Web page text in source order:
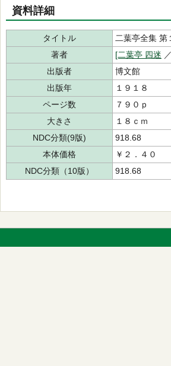
資料詳細
タイトル
二葉亭全集 第
著者
[二葉亭 四迷
出版者
博文館
出版年
１９１８
ページ数
７９０ｐ
大きさ
１８ｃｍ
NDC分類(9版)
918.68
本体価格
￥２．４０
NDC分類（10版）
918.68